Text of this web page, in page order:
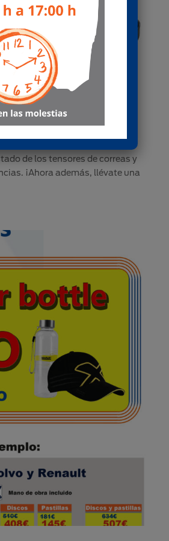
de los tensores de correas y
¡Ahora además, llévate una